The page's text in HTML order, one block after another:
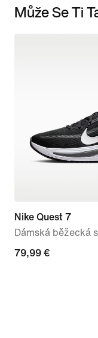
Může Se Ti
Nike Quest 7
Dámská běžecká
79,99 €
79,99 €